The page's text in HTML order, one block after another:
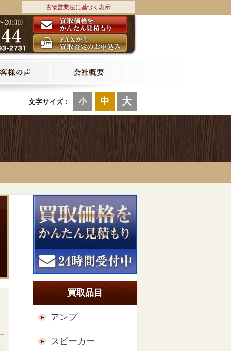
古物営業法に基づく表示
文字サイズ： 小 中 大
買取品目
アンプ
スピーカー